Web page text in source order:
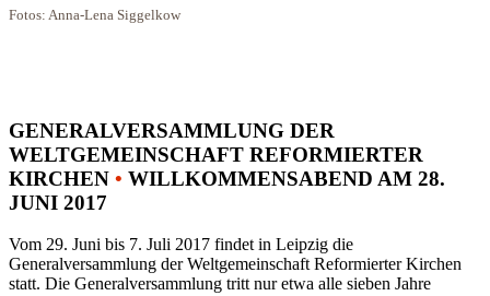
Fotos: Anna-Lena Siggelkow
GENERALVERSAMMLUNG DER
WELTGEMEINSCHAFT REFORMIERTER
KIRCHEN • WILLKOMMENSABEND AM 28.
JUNI 2017
Vom 29. Juni bis 7. Juli 2017 findet in Leipzig die
Generalversammlung der Weltgemeinschaft Reformierter Kirchen
statt. Die Generalversammlung tritt nur etwa alle sieben Jahre